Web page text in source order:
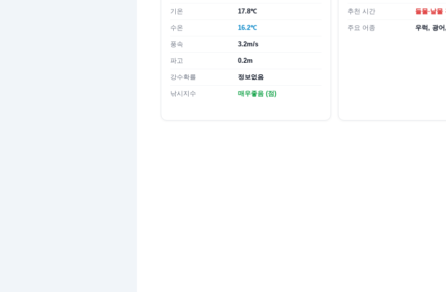
기온 17.8℃
수온 16.2℃
풍속 3.2m/s
파고 0.2m
강수확률 정보없음
낚시지수 매우좋음 (점)
추천 시간 들물·날
주요 어종 우럭, 광